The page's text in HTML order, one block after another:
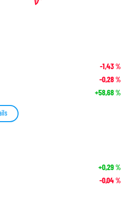
-1,43%
-0,28%
+58,68%
+0,29%
-0,04%